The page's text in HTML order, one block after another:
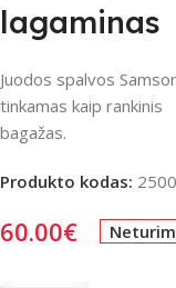
lagaminas
Juodos spalvos
tinkamas kaip rankinis
bagažas.
Produkto kodas:
60.00€